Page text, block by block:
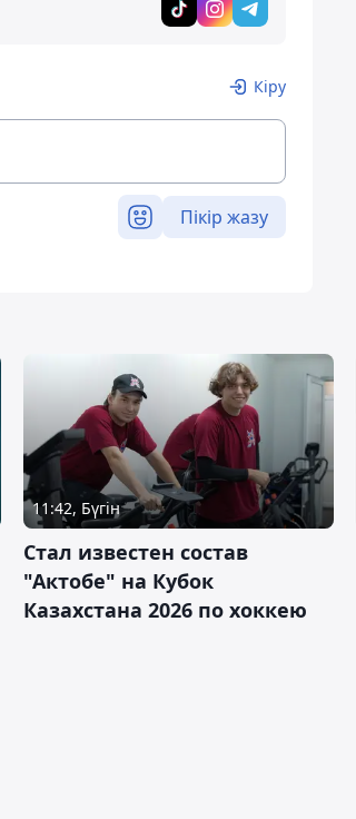
Кіру
Пікір жазу
11:42, Бүгін
Стал известен состав
"Актобе" на Кубок
Казахстана 2026 по хоккею